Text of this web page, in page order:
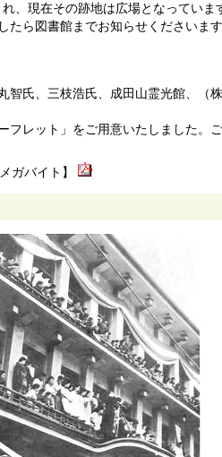
、現在その跡地は広場となっていま
たら図書館までお知らせくださいま
氏、三枝浩氏、成田山霊光館、（
レット」をご用意いたしました。
ガバイト】